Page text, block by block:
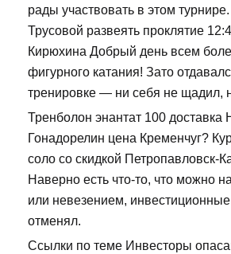
рады участвовать в этом
Трусовой развеять проклятие
Кирюхина Добрый день всем
фигурного катания! Зато
тренировке — ни себя не щадил,
Тренболон энантат 100 доставка
Гонадорелин цена Кременчуг?
соло со скидкой Петропавловск-
Наверно есть что-то, что можно
или невезением, инвестиционные
отменял.
Ссылки по теме Инвесторы